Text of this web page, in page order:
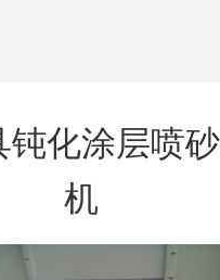
钝化涂层喷砂
机